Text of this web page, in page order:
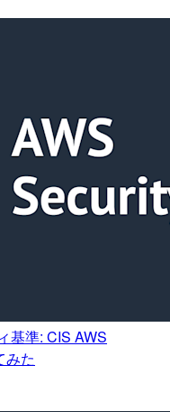
基準: CIS AWS
みた